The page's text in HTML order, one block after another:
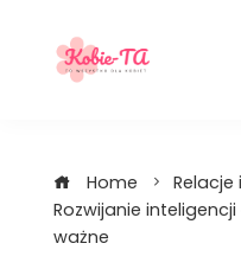
content
Home
Rozwijanie
ważne